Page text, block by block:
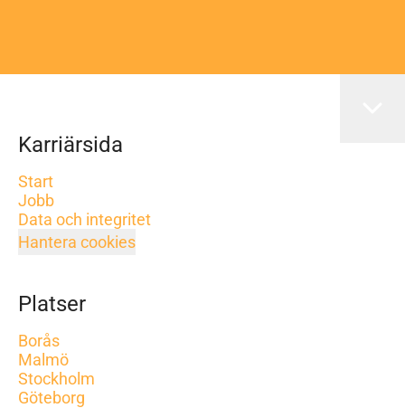
Karriärsida
Start
Jobb
Data och integritet
Hantera cookies
Platser
Borås
Malmö
Stockholm
Göteborg